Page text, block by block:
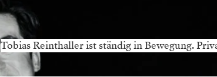
Tobias Reinthaller ist ständig in Bewegung.